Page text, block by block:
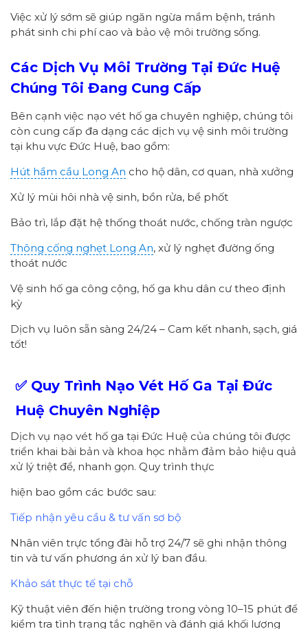
Việc xử lý sớm sẽ giúp ngăn ngừa mầm bệnh, tránh
phát sinh chi phí cao và bảo vệ môi trường sống.
Các Dịch Vụ Môi Trường Tại Đức Huệ
Chúng Tôi Đang Cung Cấp
Bên cạnh việc nạo vét hố ga chuyên nghiệp, chúng tôi
còn cung cấp đa dạng các dịch vụ vệ sinh môi trường
tại khu vực Đức Huệ, bao gồm:
Hút hầm cầu Long An cho hộ dân, cơ quan, nhà xưởng
Xử lý mùi hôi nhà vệ sinh, bồn rửa, bể phốt
Bảo trì, lắp đặt hệ thống thoát nước, chống tràn ngược
Thông cống nghẹt Long An, xử lý nghẹt đường ống
thoát nước
Vệ sinh hố ga công cộng, hố ga khu dân cư theo định
kỳ
Dịch vụ luôn sẵn sàng 24/24 – Cam kết nhanh, sạch, giá
tốt!
✅ Quy Trình Nạo Vét Hố Ga Tại Đức
Huệ Chuyên Nghiệp
Dịch vụ nạo vét hố ga tại Đức Huệ của chúng tôi được
triển khai bài bản và khoa học nhằm đảm bảo hiệu quả
xử lý triệt để, nhanh gọn. Quy trình thực
hiện bao gồm các bước sau:
Tiếp nhận yêu cầu & tư vấn sơ bộ
Nhân viên trực tổng đài hỗ trợ 24/7 sẽ ghi nhận thông
tin và tư vấn phương án xử lý ban đầu.
Khảo sát thực tế tại chỗ
Kỹ thuật viên đến hiện trường trong vòng 10–15 phút để
kiểm tra tình trạng tắc nghẽn và đánh giá khối lượng